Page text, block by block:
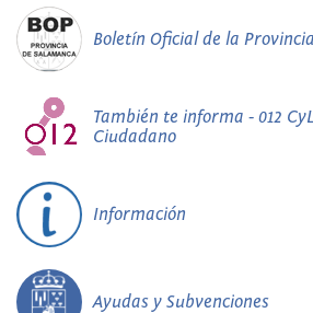
Boletín Oficial de la Provincia
También te informa - 012
Ciudadano
Información
Ayudas y Subvenciones